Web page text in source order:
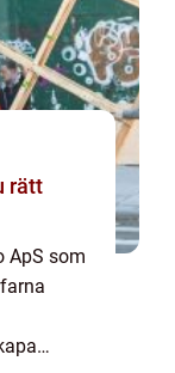
ApS som